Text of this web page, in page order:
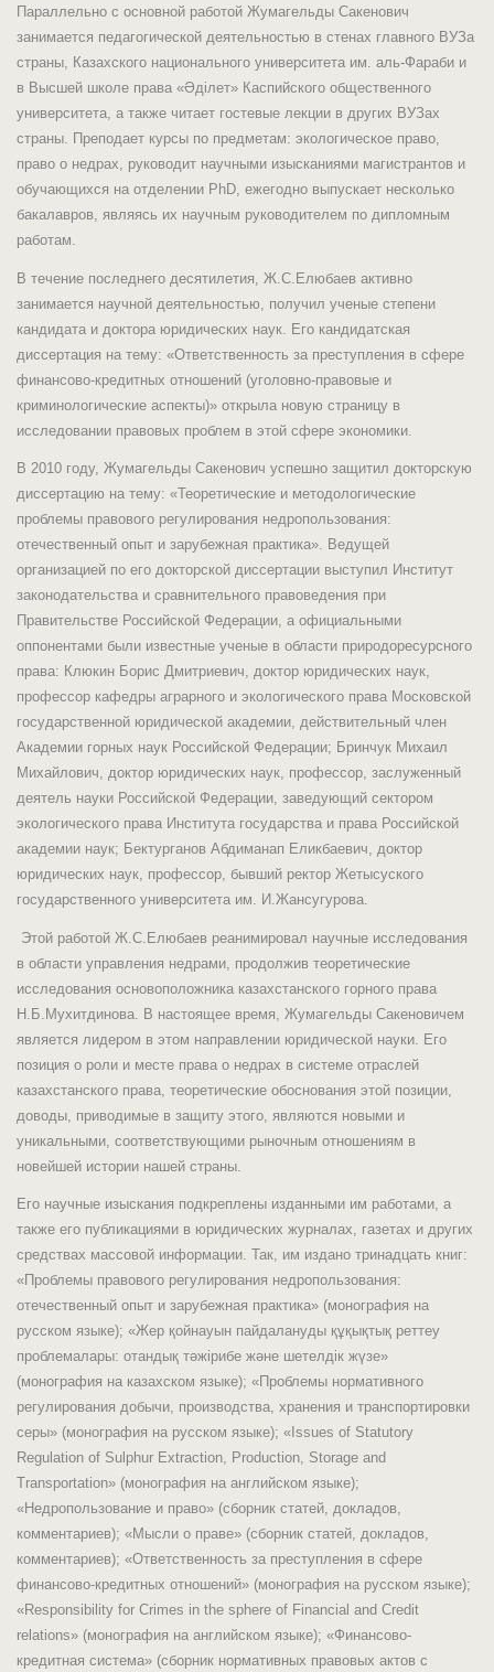
Параллельно с основной работой Жумагельды Сакенович
занимается педагогической деятельностью в стенах главного ВУЗа
страны, Казахского национального университета им. аль-Фараби и
в Высшей школе права «Әділет» Каспийского общественного
университета, а также читает гостевые лекции в других ВУЗах
страны. Преподает курсы по предметам: экологическое право,
право о недрах, руководит научными изысканиями магистрантов и
обучающихся на отделении PhD, ежегодно выпускает несколько
бакалавров, являясь их научным руководителем по дипломным
работам.
В течение последнего десятилетия, Ж.С.Елюбаев активно
занимается научной деятельностью, получил ученые степени
кандидата и доктора юридических наук. Его кандидатская
диссертация на тему: «Ответственность за преступления в сфере
финансово-кредитных отношений (уголовно-правовые и
криминологические аспекты)» открыла новую страницу в
исследовании правовых проблем в этой сфере экономики.
В 2010 году, Жумагельды Сакенович успешно защитил докторскую
диссертацию на тему: «Теоретические и методологические
проблемы правового регулирования недропользования:
отечественный опыт и зарубежная практика». Ведущей
организацией по его докторской диссертации выступил Институт
законодательства и сравнительного правоведения при
Правительстве Российской Федерации, а официальными
оппонентами были известные ученые в области природоресурсного
права: Клюкин Борис Дмитриевич, доктор юридических наук,
профессор кафедры аграрного и экологического права Московской
государственной юридической академии, действительный член
Академии горных наук Российской Федерации; Бринчук Михаил
Михайлович, доктор юридических наук, профессор, заслуженный
деятель науки Российской Федерации, заведующий сектором
экологического права Института государства и права Российской
академии наук; Бектурганов Абдиманап Еликбаевич, доктор
юридических наук, профессор, бывший ректор Жетысуского
государственного университета им. И.Жансугурова.
Этой работой Ж.С.Елюбаев реанимировал научные исследования
в области управления недрами, продолжив теоретические
исследования основоположника казахстанского горного права
Н.Б.Мухитдинова. В настоящее время, Жумагельды Сакеновичем
является лидером в этом направлении юридической науки. Его
позиция о роли и месте права о недрах в системе отраслей
казахстанского права, теоретические обоснования этой позиции,
доводы, приводимые в защиту этого, являются новыми и
уникальными, соответствующими рыночным отношениям в
новейшей истории нашей страны.
Его научные изыскания подкреплены изданными им работами, а
также его публикациями в юридических журналах, газетах и других
средствах массовой информации. Так, им издано тринадцать книг:
«Проблемы правового регулирования недропользования:
отечественный опыт и зарубежная практика» (монография на
русском языке); «Жер қойнауын пайдалануды құқықтық реттеу
проблемалары: отандық тәжірибе және шетелдік жүзе»
(монография на казахском языке); «Проблемы нормативного
регулирования добычи, производства, хранения и транспортировки
серы» (монография на русском языке); «Issues of Statutory
Regulation of Sulphur Extraction, Production, Storage and
Transportation» (монография на английском языке);
«Недропользование и право» (сборник статей, докладов,
комментариев); «Мысли о праве» (сборник статей, докладов,
комментариев); «Ответственность за преступления в сфере
финансово-кредитных отношений» (монография на русском языке);
«Responsibility for Crimes in the sphere of Financial and Credit
relations» (монография на английском языке); «Финансово-
кредитная система» (сборник нормативных правовых актов с